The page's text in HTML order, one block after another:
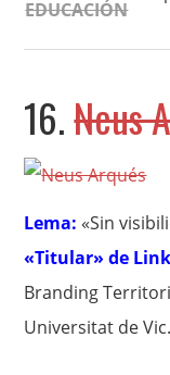
EDUCACIÓN
16.Neus
Lema: «Sin
«Titular» de
Branding
Universitat de Vic.